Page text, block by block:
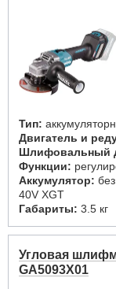
Тип:
Двигатель и
Шлифовальный
Функции:
Аккумулятор:
40V XGT
Габариты: 3.5 кг
Угловая
GA5093X01